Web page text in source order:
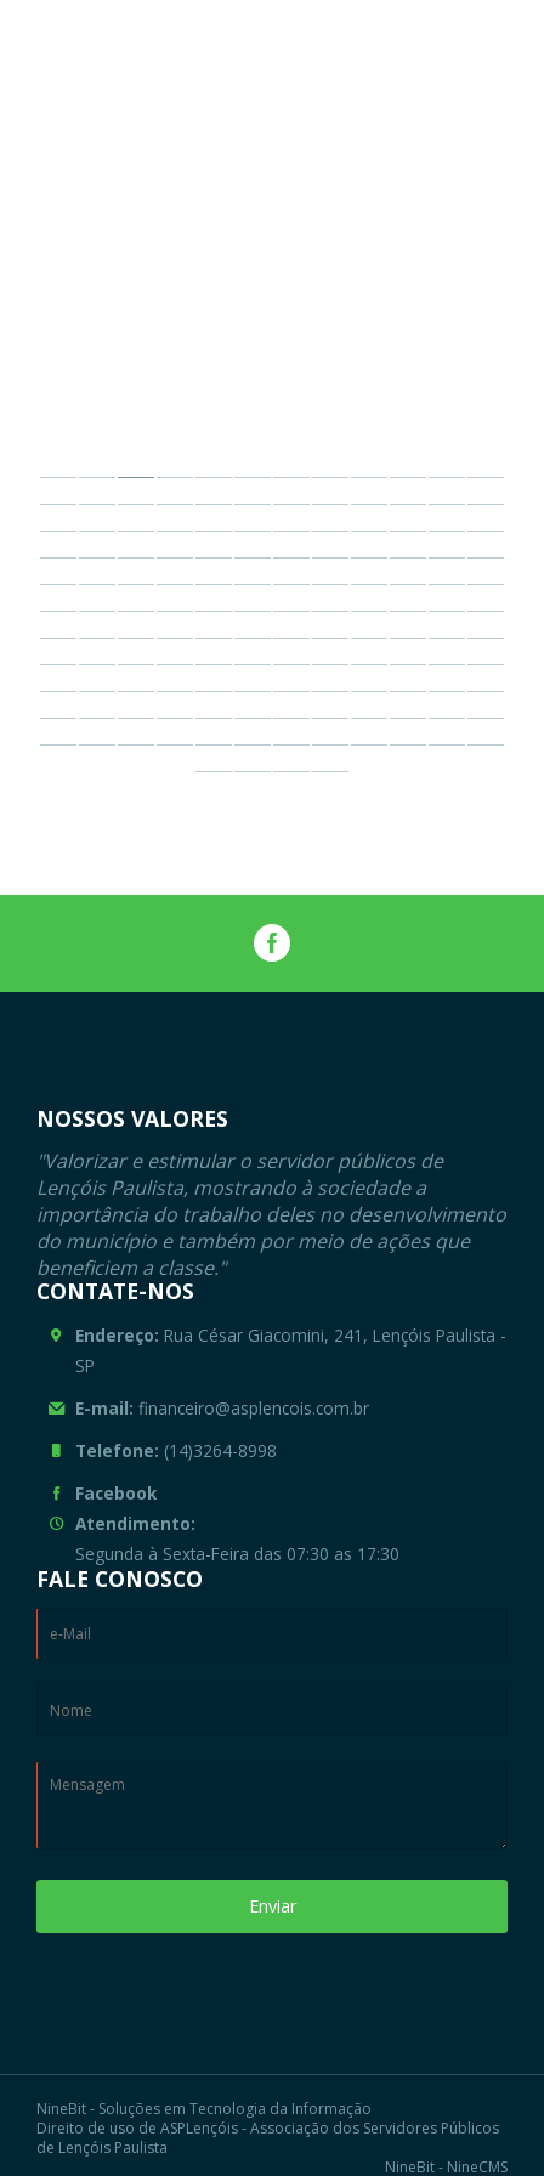
NOSSOS VALORES
"Valorizar e estimular o servidor públicos de
Lençóis Paulista, mostrando à sociedade a
importância do trabalho deles no desenvolvimento
do município e também por meio de ações que
beneficiem a classe."
CONTATE-NOS
Endereço: Rua César Giacomini, 241, Lençóis Paulista -
SP
E-mail: financeiro@asplencois.com.br
Telefone: (14)3264-8998
Facebook
Atendimento:
Segunda à Sexta-Feira das 07:30 as 17:30
FALE CONOSCO
Enviar
NineBit - Soluções em Tecnologia da Informação
Direito de uso de ASPLençóis - Associação dos Servidores Públicos
de Lençóis Paulista
NineBit - NineCMS